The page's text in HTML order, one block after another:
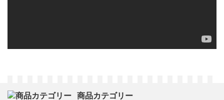
商品カテゴリー